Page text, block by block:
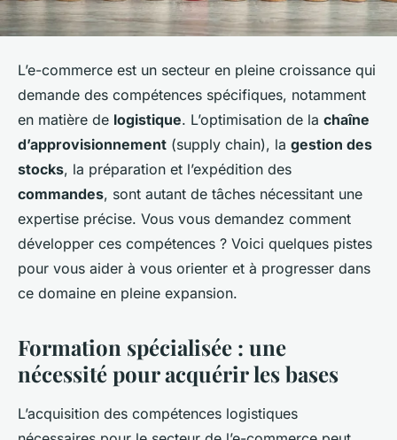
L’e-commerce est un secteur en pleine croissance qui
demande des compétences spécifiques, notamment
en matière de logistique. L’optimisation de la chaîne
d’approvisionnement (supply chain), la gestion des
stocks, la préparation et l’expédition des
commandes, sont autant de tâches nécessitant une
expertise précise. Vous vous demandez comment
développer ces compétences ? Voici quelques pistes
pour vous aider à vous orienter et à progresser dans
ce domaine en pleine expansion.
Formation spécialisée : une
nécessité pour acquérir les bases
L’acquisition des compétences logistiques